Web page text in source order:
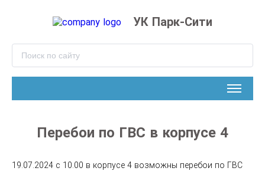
УК Парк-Сити
Перебои по ГВС в корпусе 4
19.07.2024 с 10.00 в корпусе 4 возможны перебои по ГВС